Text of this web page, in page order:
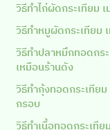
วิธีทำไก่ผัดกระเทียม
วิธีทำหมูผัดกระเทียม
วิธีทำปลาหมึกทอดกร
เหมือนร้านดัง
วิธีทำกุ้งทอดกระเทีย
กรอบ
วิธีทำเนื้อทอดกระเทีย